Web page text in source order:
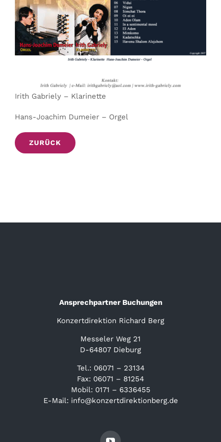
KONTAKT & BUCHEN
Irith Gabriely – Klarinette
Hans-Joachim Dumeier – Orgel
ZURÜCK
Ansprechpartner Buchungen
Konzertdirektion Richard Berg
Messeler Weg 21
D-64807 Dieburg
Tel.: 06071 – 23134
Fax: 06071 – 81254
Mobil: 0171 – 6336455
E-Mail: info@konzertdirektionberg.de